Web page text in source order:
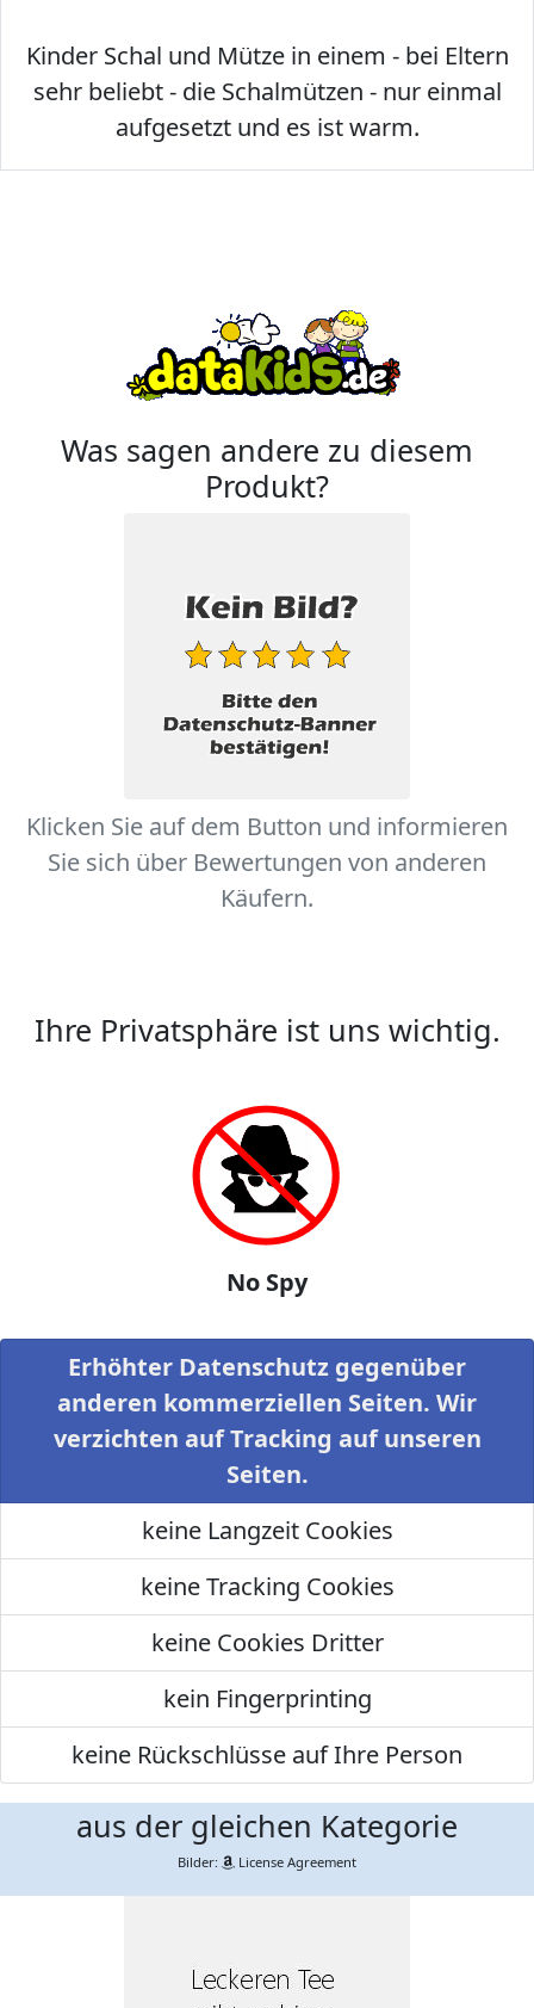
Kinder Schal und Mütze in einem - bei Eltern
sehr beliebt - die Schalmützen - nur einmal
aufgesetzt und es ist warm.
Was sagen andere zu diesem
Produkt?
Klicken Sie auf dem Button und informieren
Sie sich über Bewertungen von anderen
Käufern.
Ihre Privatsphäre ist uns wichtig.
No Spy
Erhöhter Datenschutz gegenüber
anderen kommerziellen Seiten. Wir
verzichten auf Tracking auf unseren
Seiten.
keine Langzeit Cookies
keine Tracking Cookies
keine Cookies Dritter
kein Fingerprinting
keine Rückschlüsse auf Ihre Person
aus der gleichen Kategorie
Bilder: License Agreement